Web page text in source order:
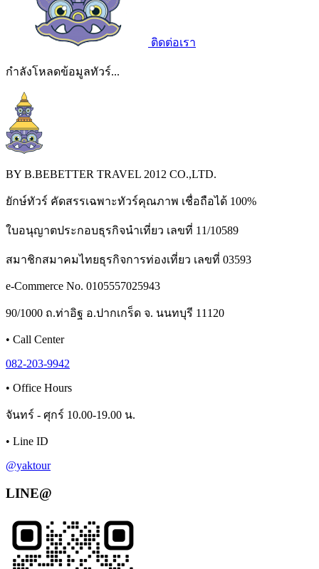
ติดต่อเรา
กำลังโหลดข้อมูลทัวร์...
BY B.BEBETTER TRAVEL 2012 CO.,LTD.
ยักษ์ทัวร์ คัดสรรเฉพาะทัวร์คุณภาพ เชื่อถือได้ 100%
ใบอนุญาตประกอบธุรกิจนำเที่ยว เลขที่ 11/10589
สมาชิกสมาคมไทยธุรกิจการท่องเที่ยว เลขที่ 03593
e-Commerce No. 0105557025943
90/1000 ถ.ท่าอิฐ อ.ปากเกร็ด จ. นนทบุรี 11120
• Call Center
082-203-9942
• Office Hours
จันทร์ - ศุกร์ 10.00-19.00 น.
• Line ID
@yaktour
LINE@